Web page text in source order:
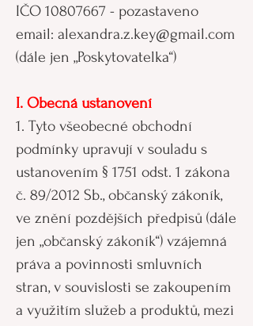
IČO 10807667 - pozastaveno
email: alexandra.z.key@gmail.com
(dále jen „Poskytovatelka“)
I. Obecná ustanovení
1. Tyto všeobecné obchodní
podmínky upravují v souladu s
ustanovením § 1751 odst. 1 zákona
č. 89/2012 Sb., občanský zákoník,
ve znění pozdějších předpisů (dále
jen „občanský zákoník“) vzájemná
práva a povinnosti smluvních
stran, v souvislosti se zakoupením
a využitím služeb a produktů, mezi